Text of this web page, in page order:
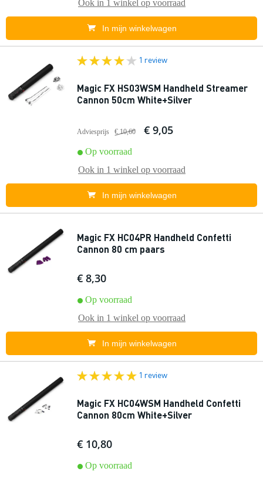
Ook in 1 winkel op voorraad
In mijn winkelwagen
1 review
Magic FX HS03WSM Handheld Streamer
Cannon 50cm White+Silver
Adviesprijs € 10,60 € 9,05
Op voorraad
Ook in 1 winkel op voorraad
In mijn winkelwagen
Magic FX HC04PR Handheld Confetti
Cannon 80 cm paars
€ 8,30
Op voorraad
Ook in 1 winkel op voorraad
In mijn winkelwagen
1 review
Magic FX HC04WSM Handheld Confetti
Cannon 80cm White+Silver
€ 10,80
Op voorraad